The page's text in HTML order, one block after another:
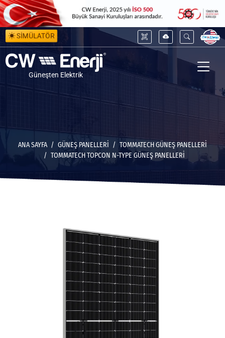
SİMÜLATÖR
Güneşten Elektrik
ANA SAYFA GÜNEŞ PANELLERİ
TOMMATECH GÜNEŞ PANELLERI
TOMMATECH TOPCON N-TYPE GÜNEŞ PANELLERI